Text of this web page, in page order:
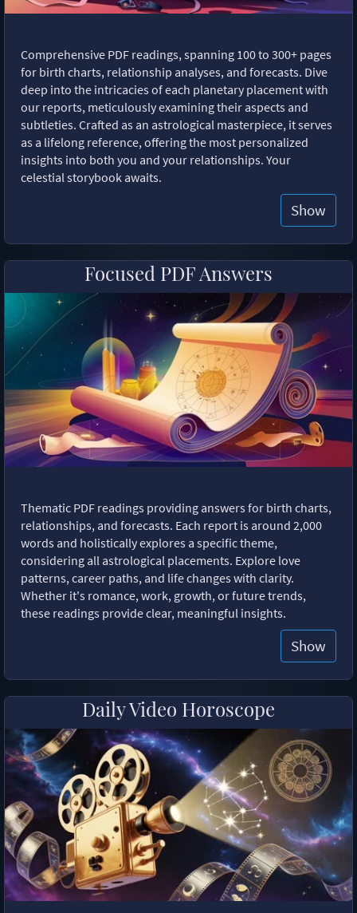
Comprehensive PDF readings, spanning 100 to 300+ pages
for birth charts, relationship analyses, and forecasts. Dive
deep into the intricacies of each planetary placement with
our reports, meticulously examining their aspects and
subtleties. Crafted as an astrological masterpiece, it serves
as a lifelong reference, offering the most personalized
insights into both you and your relationships. Your
celestial storybook awaits.
Show
Focused PDF Answers
Thematic PDF readings providing answers for birth charts,
relationships, and forecasts. Each report is around 2,000
words and holistically explores a specific theme,
considering all astrological placements. Explore love
patterns, career paths, and life changes with clarity.
Whether it's romance, work, growth, or future trends,
these readings provide clear, meaningful insights.
Show
Daily Video Horoscope